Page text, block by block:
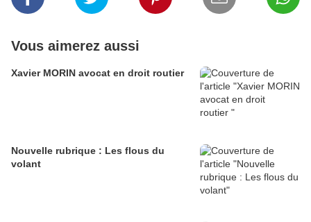
Vous aimerez aussi
Xavier MORIN avocat en droit routier
Nouvelle rubrique : Les flous du
volant